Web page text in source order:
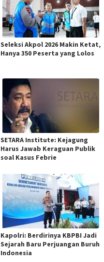
Seleksi Akpol 2026 Makin Ketat,
Hanya 350 Peserta yang Lolos
SETARA Institute: Kejagung
Harus Jawab Keraguan Publik
soal Kasus Febrie
Kapolri: Berdirinya KBPBI Jadi
Sejarah Baru Perjuangan Buruh
Indonesia